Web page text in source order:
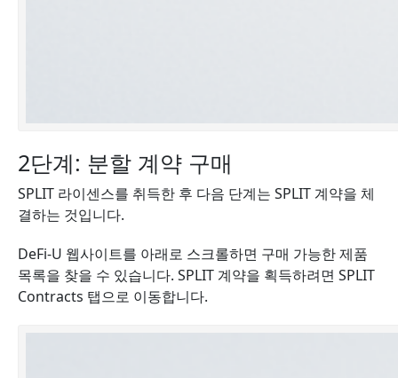
2단계: 분할 계약 구매
SPLIT 라이센스를 취득한 후 다음 단계는 SPLIT 계약을 체
결하는 것입니다.
DeFi-U 웹사이트를 아래로 스크롤하면 구매 가능한 제품
목록을 찾을 수 있습니다. SPLIT 계약을 획득하려면 SPLIT
Contracts 탭으로 이동합니다.